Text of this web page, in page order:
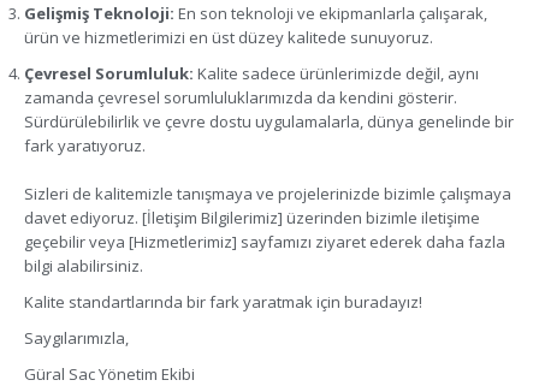
Gelişmiş Teknoloji: En son teknoloji ve ekipmanlarla çalışarak,
ürün ve hizmetlerimizi en üst düzey kalitede sunuyoruz.
Çevresel Sorumluluk: Kalite sadece ürünlerimizde değil, aynı
zamanda çevresel sorumluluklarımızda da kendini gösterir.
Sürdürülebilirlik ve çevre dostu uygulamalarla, dünya genelinde bir
fark yaratıyoruz.
Sizleri de kalitemizle tanışmaya ve projelerinizde bizimle çalışmaya
davet ediyoruz. [İletişim Bilgilerimiz] üzerinden bizimle iletişime
geçebilir veya [Hizmetlerimiz] sayfamızı ziyaret ederek daha fazla
bilgi alabilirsiniz.
Kalite standartlarında bir fark yaratmak için buradayız!
Saygılarımızla,
Güral Sac Yönetim Ekibi